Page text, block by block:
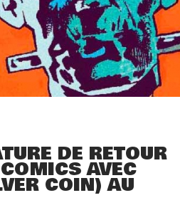
DE RETOUR
AVEC
COIN) AU